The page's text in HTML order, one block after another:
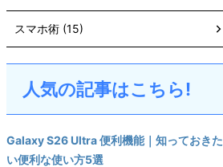
スマホ術 (15)
人気の記事はこちら!
Galaxy S26 Ultra 便利機能｜知っておきた
い便利な使い方5選